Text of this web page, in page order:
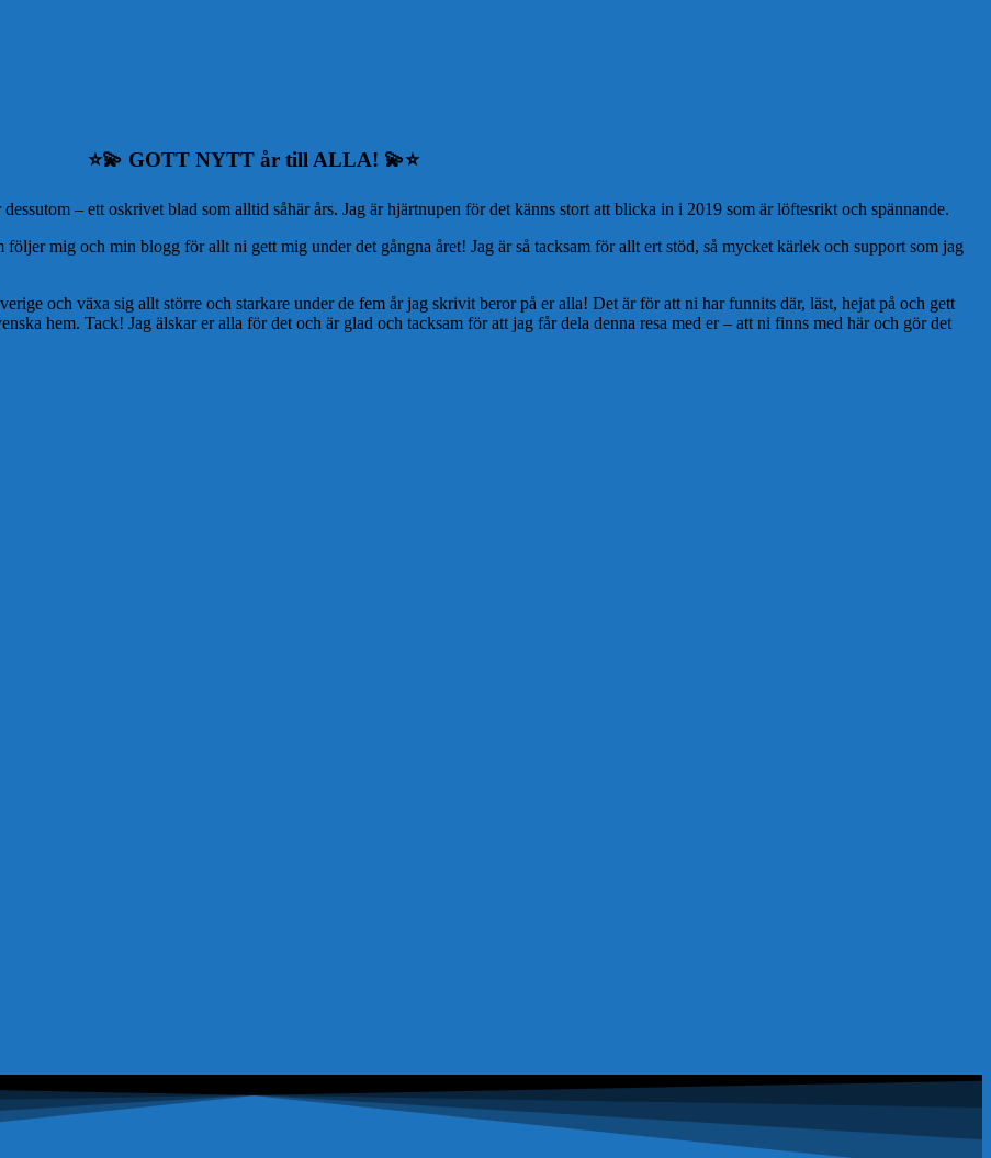
⭐💫 GOTT NYTT år till ALLA! 💫⭐
– ett oskrivet blad som alltid såhär års. Jag är hjärtnupen för det känns stort att blicka in i 2019 som är löftesrikt och spännande.
mig och min blogg för allt ni gett mig under det gångna året! Jag är så tacksam för allt ert stöd, så mycket kärlek och support som jag
och växa sig allt större och starkare under de fem år jag skrivit beror på er alla! Det är för att ni har funnits där, läst, hejat på och gett
hem. Tack! Jag älskar er alla för det och är glad och tacksam för att jag får dela denna resa med er – att ni finns med här och gör det